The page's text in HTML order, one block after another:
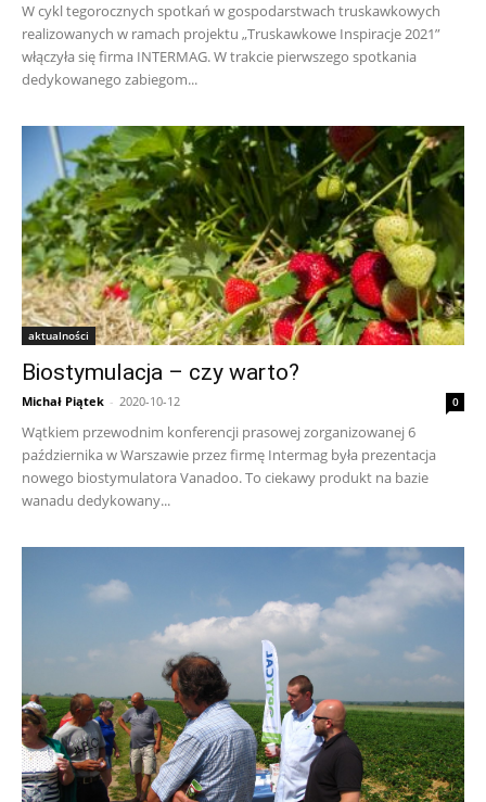
W cykl tegorocznych spotkań w gospodarstwach truskawkowych
realizowanych w ramach projektu „Truskawkowe Inspiracje 2021”
włączyła się firma INTERMAG. W trakcie pierwszego spotkania
dedykowanego zabiegom...
aktualności
Biostymulacja – czy warto?
Michał Piątek - 2020-10-12 0
Wątkiem przewodnim konferencji prasowej zorganizowanej 6
października w Warszawie przez firmę Intermag była prezentacja
nowego biostymulatora Vanadoo. To ciekawy produkt na bazie
wanadu dedykowany...